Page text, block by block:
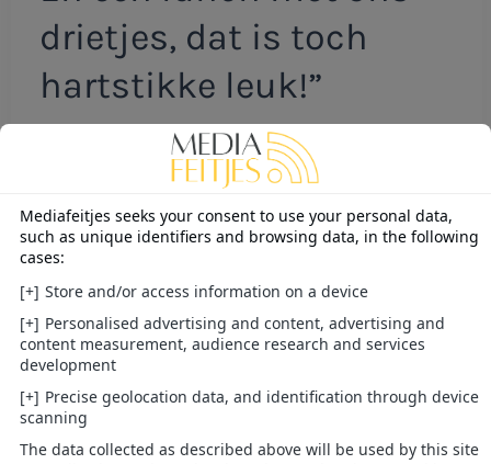
drietjes, dat is toch
hartstikke leuk!”
Voor wie fan is van de
serie is zo’n lunch
natuurlijk een
buitenkansje: gezellig
kletsen met drie
bekende gezichten uit